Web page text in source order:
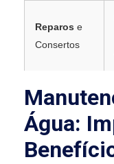
Reparos e
Consertos
Água: